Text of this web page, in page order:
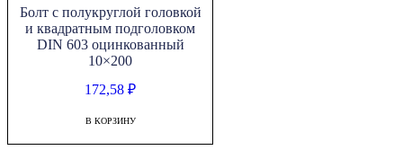
Болт с полукруглой головкой
и квадратным подголовком
DIN 603 оцинкованный
10×200
172,58₽
В КОРЗИНУ